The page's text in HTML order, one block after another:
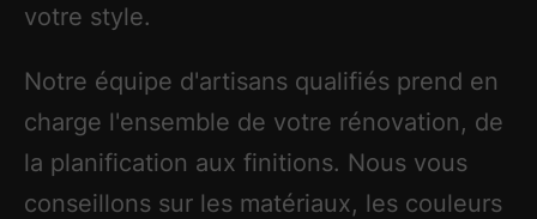
votre style.
Notre équipe d'artisans qualifiés prend en
charge l'ensemble de votre rénovation, de
la planification aux finitions. Nous vous
conseillons sur les matériaux, les couleurs